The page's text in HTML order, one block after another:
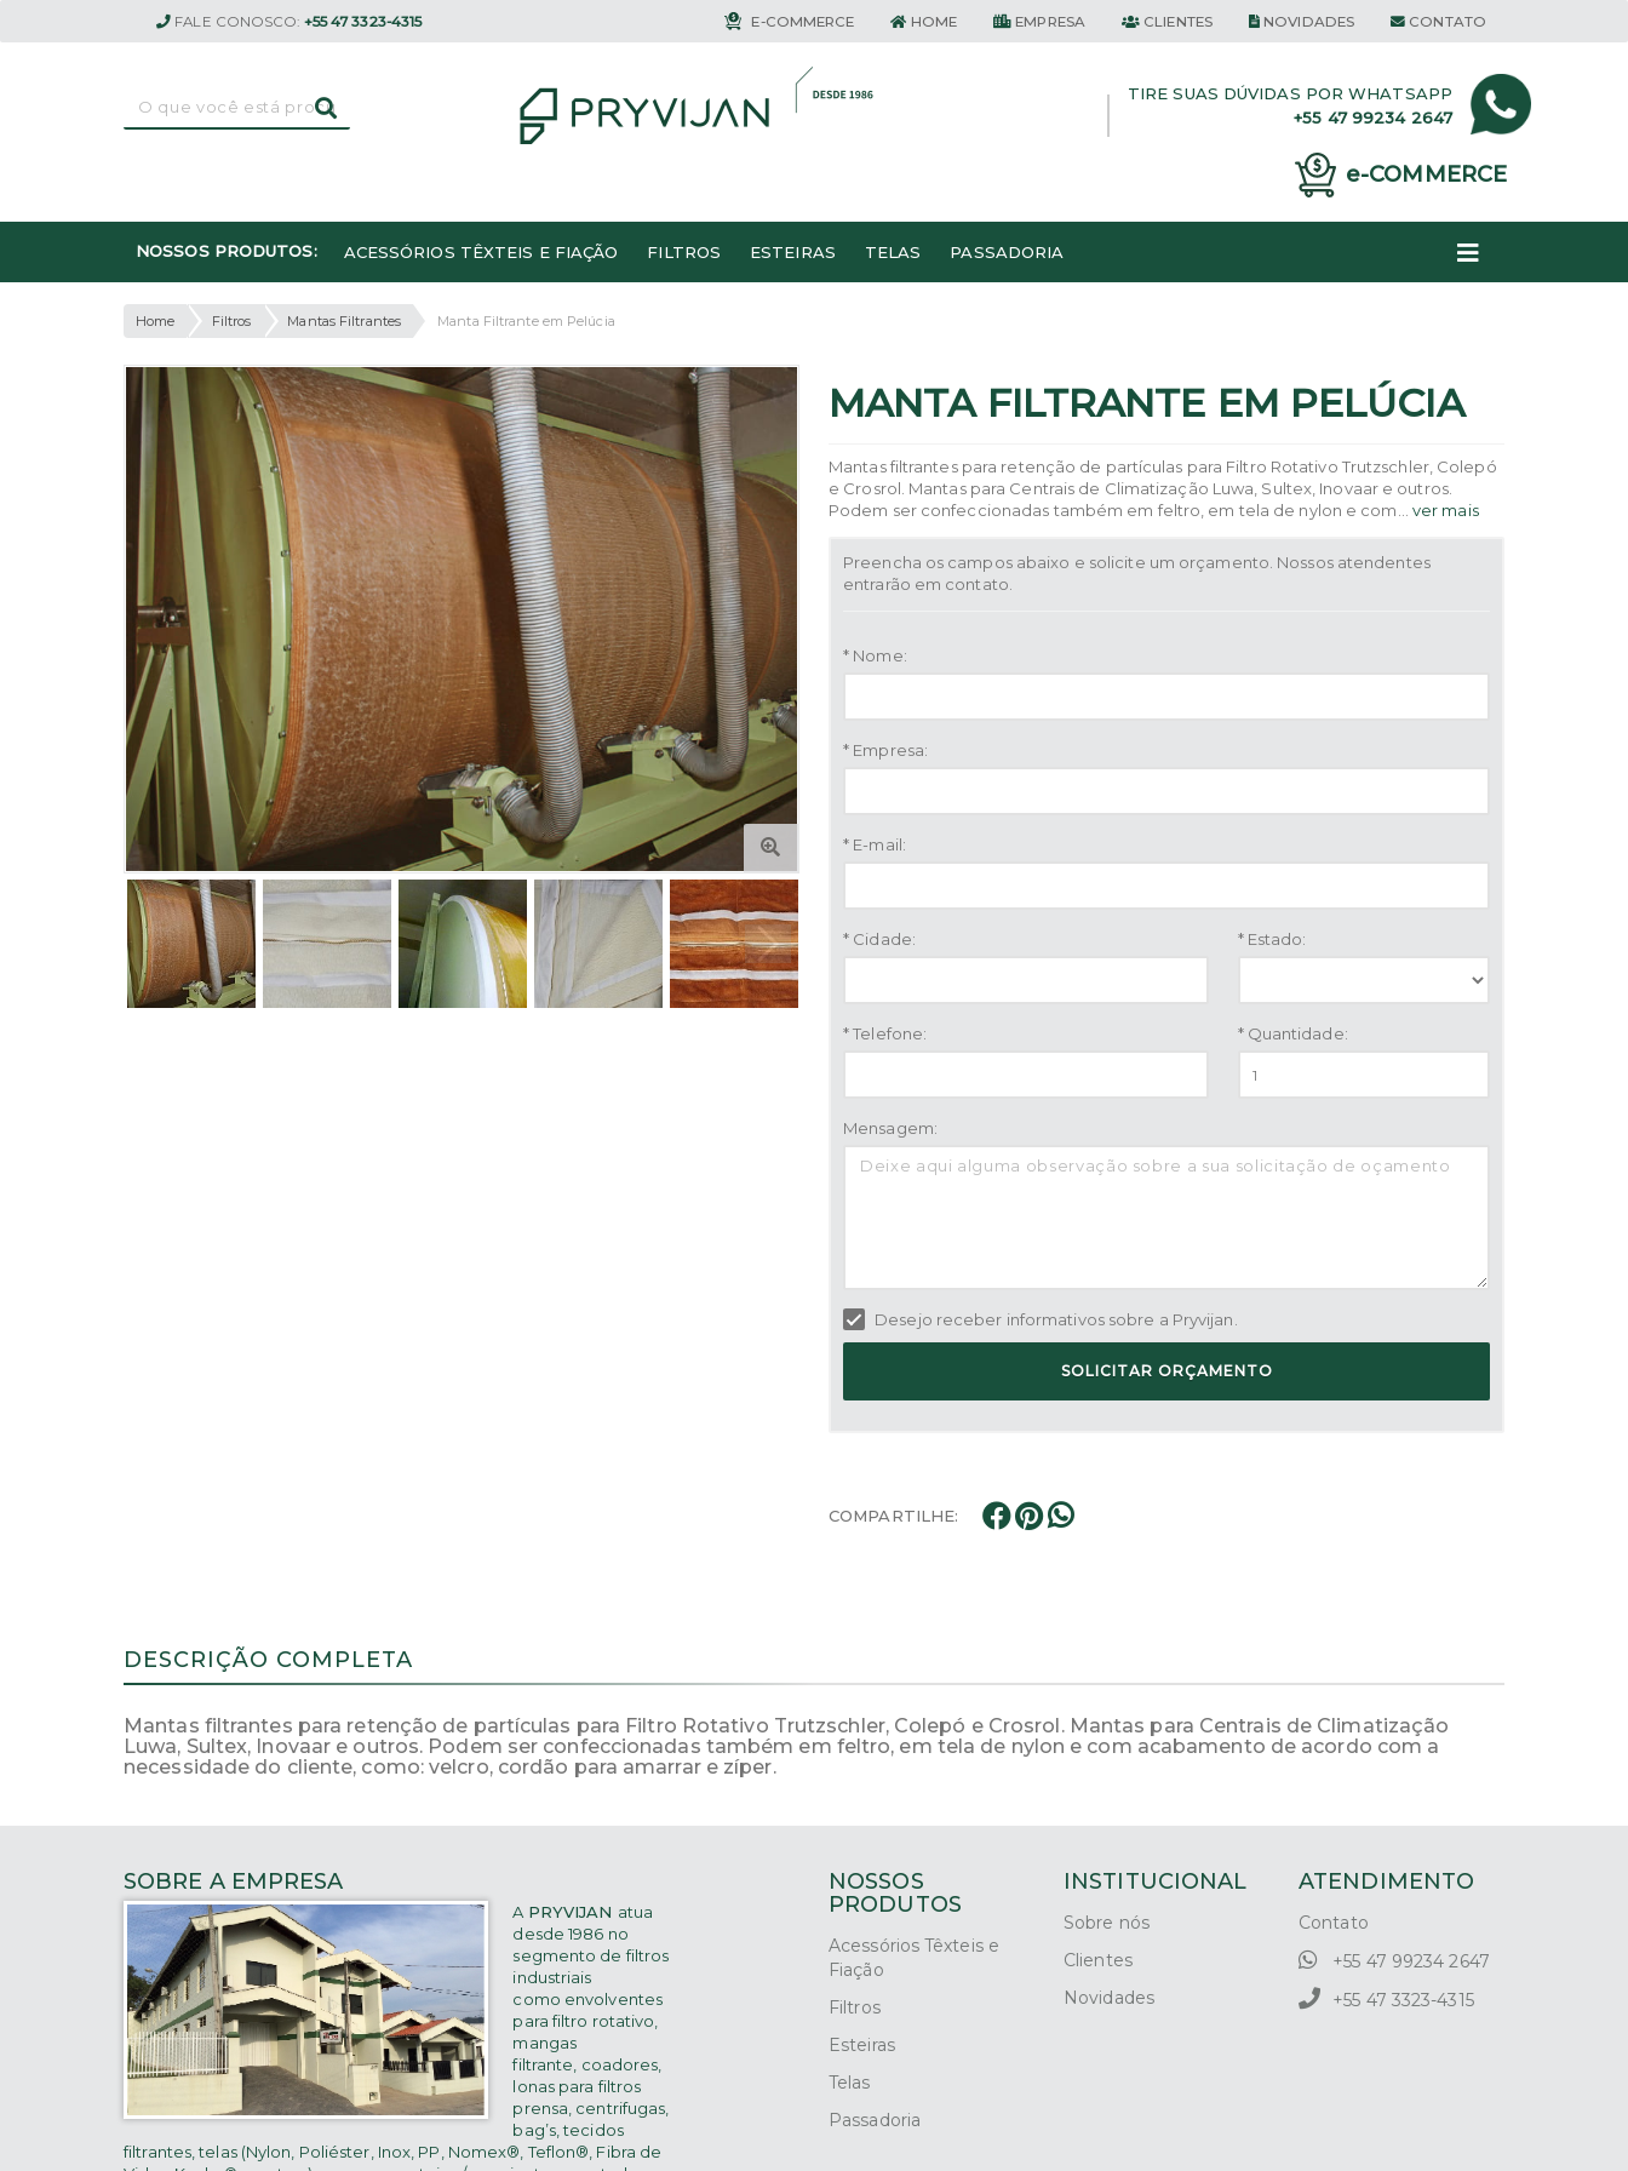
FALE CONOSCO: +55 47 3323-4315 E-COMMERCE HOME EMPRESA CLIENTES NOVIDADES CONTATO
TIRE SUAS DÚVIDAS POR WHATSAPP
+55 47 99234 2647
e-COMMERCE
NOSSOS PRODUTOS: ACESSÓRIOS TÊXTEIS E FIAÇÃO FILTROS ESTEIRAS TELAS PASSADORIA
Home Filtros Mantas Filtrantes Manta Filtrante em Pelúcia
MANTA FILTRANTE EM PELÚCIA
Mantas filtrantes para retenção de partículas para Filtro Rotativo Trutzschler, Colepó
e Crosrol. Mantas para Centrais de Climatização Luwa, Sultex, Inovaar e outros.
Podem ser confeccionadas também em feltro, em tela de nylon e com...
ver mais
Preencha os campos abaixo e solicite um orçamento. Nossos atendentes
entrarão em contato.
* Nome:
* Empresa:
* E-mail:
* Cidade: * Estado:
* Telefone: * Quantidade:
Mensagem:
Desejo receber informativos sobre a Pryvijan.
SOLICITAR ORÇAMENTO
COMPARTILHE:
DESCRIÇÃO COMPLETA
Mantas filtrantes para retenção de partículas para Filtro Rotativo Trutzschler, Colepó e Crosrol. Mantas para Centrais de Climatização
Luwa, Sultex, Inovaar e outros. Podem ser confeccionadas também em feltro, em tela de nylon e com acabamento de acordo com a
necessidade do cliente, como: velcro, cordão para amarrar e zíper.
SOBRE A EMPRESA
A PRYVIJAN atua
desde 1986 no
segmento de filtros
industriais
como envolventes
para filtro rotativo,
mangas
filtrante, coadores,
lonas para filtros
prensa, centrifugas,
bag’s, tecidos
filtrantes, telas (Nylon, Poliéster, Inox, PP, Nomex®, Teflon®, Fibra de
NOSSOS
PRODUTOS
Acessórios Têxteis e
Fiação
Filtros
Esteiras
Telas
Passadoria
INSTITUCIONAL
Sobre nós
Clientes
Novidades
ATENDIMENTO
Contato
+55 47 99234 2647
+55 47 3323-4315